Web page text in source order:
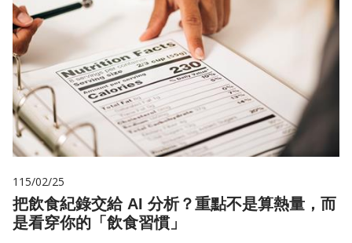
115/02/25
把飲食紀錄交給 AI 分析？重點不是算熱量，而
是看穿你的「飲食習慣」